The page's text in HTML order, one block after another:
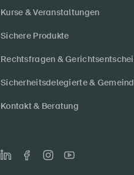
Kurse & Veranstaltungen
Sichere Produkte
Rechtsfragen &
Sicherheitsdelegierte &
Kontakt & Beratung